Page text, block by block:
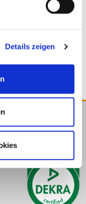
Details zeigen
Hi-Lo Gewinde